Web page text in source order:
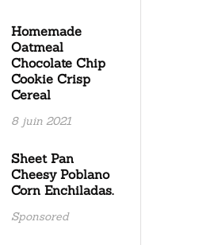
Homemade
Oatmeal
Chocolate Chip
Cookie Crisp
Cereal
8 juin 2021
Sheet Pan
Cheesy Poblano
Corn Enchiladas.
Sponsored